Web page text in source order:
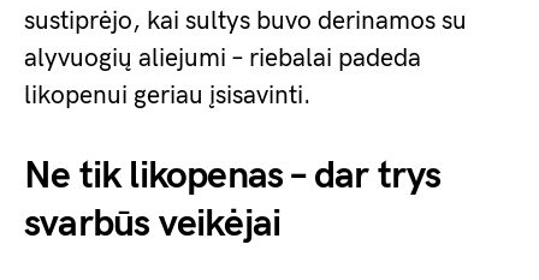
sustiprėjo, kai sultys buvo derinamos su
alyvuogių aliejumi – riebalai padeda
likopenui geriau įsisavinti.
Ne tik likopenas – dar trys
svarbūs veikėjai